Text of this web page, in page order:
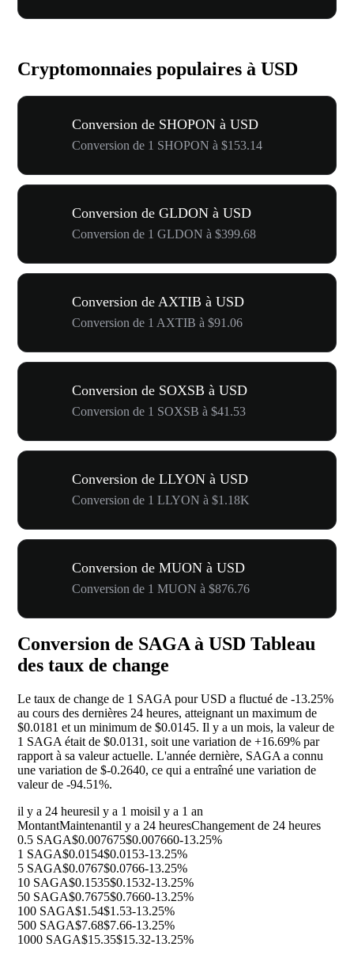
Cryptomonnaies populaires à USD
Conversion de SHOPON à USD
Conversion de 1 SHOPON à $153.14
Conversion de GLDON à USD
Conversion de 1 GLDON à $399.68
Conversion de AXTIB à USD
Conversion de 1 AXTIB à $91.06
Conversion de SOXSB à USD
Conversion de 1 SOXSB à $41.53
Conversion de LLYON à USD
Conversion de 1 LLYON à $1.18K
Conversion de MUON à USD
Conversion de 1 MUON à $876.76
Conversion de SAGA à USD Tableau
des taux de change
Le taux de change de 1 SAGA pour USD a fluctué de -13.25%
au cours des dernières 24 heures, atteignant un maximum de
$0.0181 et un minimum de $0.0145. Il y a un mois, la valeur de
1 SAGA était de $0.0131, soit une variation de +16.69% par
rapport à sa valeur actuelle. L'année dernière, SAGA a connu
une variation de $-0.2640, ce qui a entraîné une variation de
valeur de -94.51%.
il y a 24 heuresil y a 1 moisil y a 1 an
MontantMaintenantil y a 24 heuresChangement de 24 heures
0.5 SAGA$0.007675$0.007660-13.25%
1 SAGA$0.0154$0.0153-13.25%
5 SAGA$0.0767$0.0766-13.25%
10 SAGA$0.1535$0.1532-13.25%
50 SAGA$0.7675$0.7660-13.25%
100 SAGA$1.54$1.53-13.25%
500 SAGA$7.68$7.66-13.25%
1000 SAGA$15.35$15.32-13.25%